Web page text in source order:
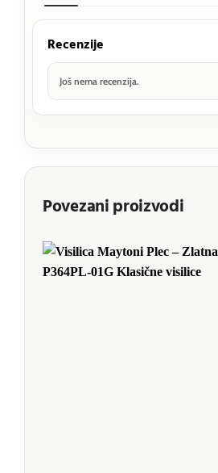
Recenzije
Još nema recenzija.
Povezani proizvodi